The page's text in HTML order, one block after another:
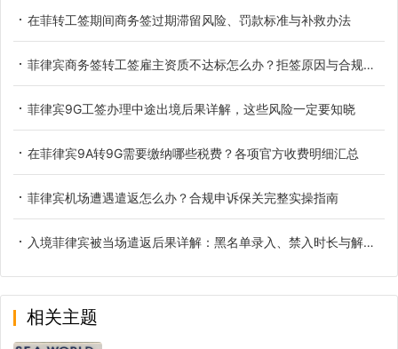
在菲转工签期间商务签过期滞留风险、罚款标准与补救办法
菲律宾商务签转工签雇主资质不达标怎么办？拒签原因与合规解决办法
菲律宾9G工签办理中途出境后果详解，这些风险一定要知晓
在菲律宾9A转9G需要缴纳哪些税费？各项官方收费明细汇总
菲律宾机场遭遇遣返怎么办？合规申诉保关完整实操指南
入境菲律宾被当场遣返后果详解：黑名单录入、禁入时长与解除办法
相关主题